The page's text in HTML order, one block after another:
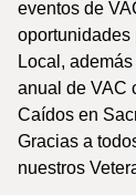
eventos de
oportunidades
Local,
anual de VAC
Caídos en
Gracias a
nuestros